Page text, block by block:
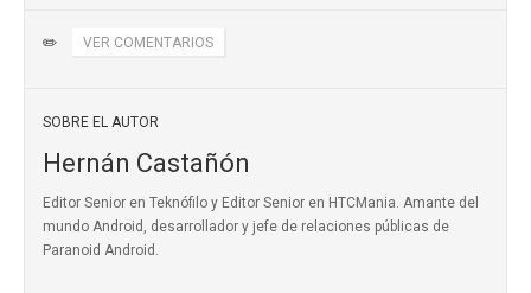
✏️ VER COMENTARIOS
SOBRE EL AUTOR
Hernán Castañón
Editor Senior en Teknófilo y Editor Senior en HTCMania. Amante del
mundo Android, desarrollador y jefe de relaciones públicas de
Paranoid Android.